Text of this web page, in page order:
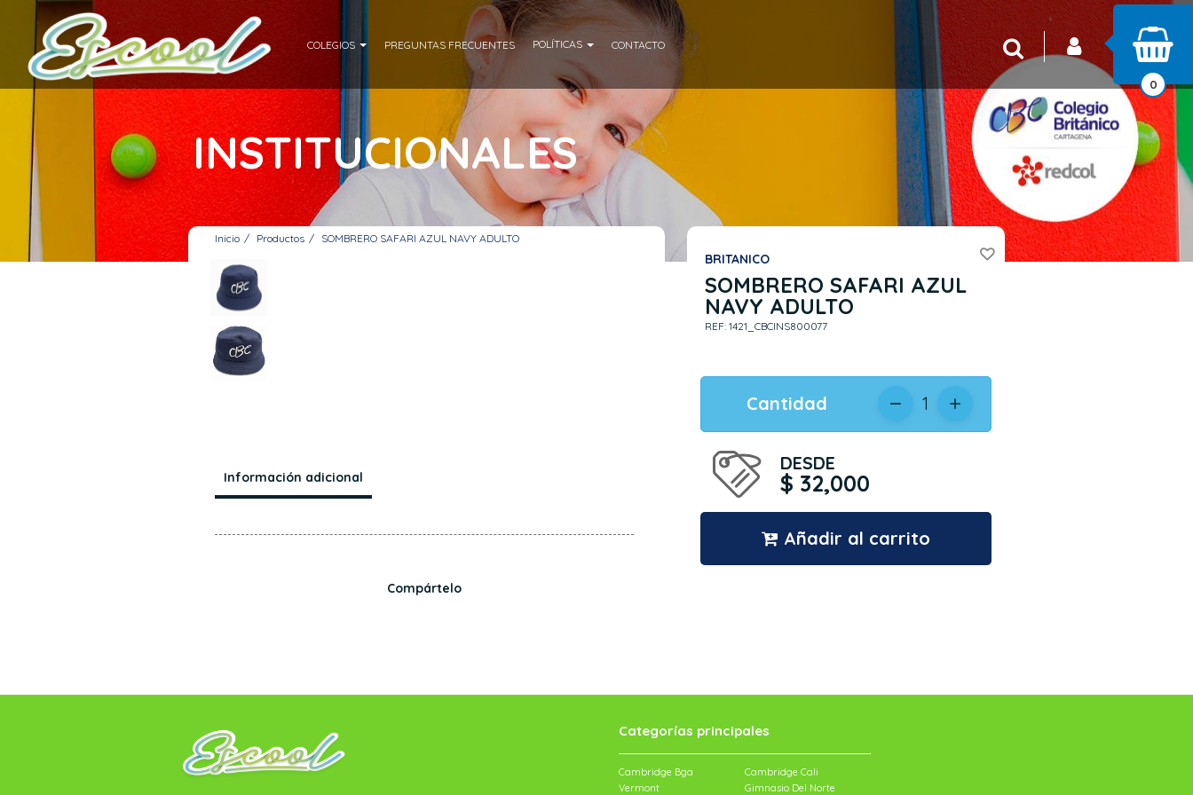
COLEGIOS PREGUNTAS FRECUENTES POLÍTICAS CONTACTO INICIAR SESIÓN
0
INSTITUCIONALES
Inicio Productos SOMBRERO SAFARI AZUL NAVY ADULTO
Información adicional
Compártelo
BRITANICO
SOMBRERO SAFARI AZUL
NAVY ADULTO
REF: 1421_CBCINS800077
Cantidad 1
DESDE
$ 32,000
Añadir al carrito
Categorías principales
Cambridge Bga
Cambridge Cali
Vermont
Gimnasio Del Norte